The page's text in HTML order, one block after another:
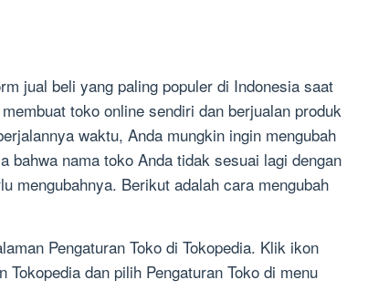
jual beli yang paling populer di Indonesia saat
toko online sendiri dan berjualan produk
waktu, Anda mungkin ingin mengubah
bahwa nama toko Anda tidak sesuai lagi dengan
mengubahnya. Berikut adalah cara mengubah
Pengaturan Toko di Tokopedia. Klik ikon
dan pilih Pengaturan Toko di menu